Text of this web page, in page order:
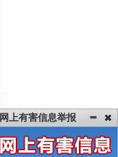
网上有害信息举报